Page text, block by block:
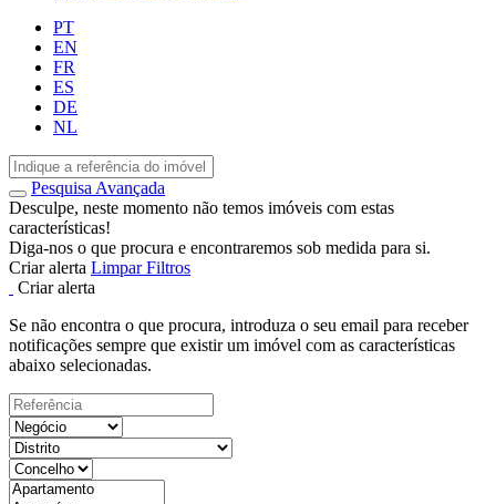
PT
EN
FR
ES
DE
NL
Pesquisa Avançada
Desculpe, neste momento não temos imóveis com estas
características!
Diga-nos o que procura e encontraremos sob medida para si.
Criar alerta Limpar Filtros
Criar alerta
Se não encontra o que procura, introduza o seu email para receber
notificações sempre que existir um imóvel com as características
abaixo selecionadas.